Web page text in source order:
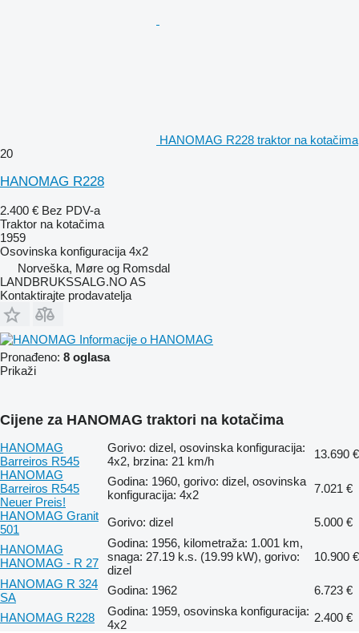
HANOMAG R228 traktor na kotačima
20
HANOMAG R228
2.400 € Bez PDV-a
Traktor na kotačima
1959
Osovinska konfiguracija 4x2
Norveška, Møre og Romsdal
LANDBRUKSSALG.NO AS
Kontaktirajte prodavatelja
Informacije o HANOMAG
Pronađeno: 8 oglasa
Prikaži
Cijene za HANOMAG traktori na kotačima
HANOMAG
Barreiros R545
Gorivo: dizel, osovinska konfiguracija:
4x2, brzina: 21 km/h
13.690 €
HANOMAG
Barreiros R545
Neuer Preis!
Godina: 1960, gorivo: dizel, osovinska
konfiguracija: 4x2
7.021 €
HANOMAG Granit
501
Gorivo: dizel
5.000 €
HANOMAG
HANOMAG - R 27
Godina: 1956, kilometraža: 1.001 km,
snaga: 27.19 k.s. (19.99 kW), gorivo:
dizel
10.900 €
HANOMAG R 324
SA
Godina: 1962
6.723 €
HANOMAG R228
Godina: 1959, osovinska konfiguracija:
4x2
2.400 €